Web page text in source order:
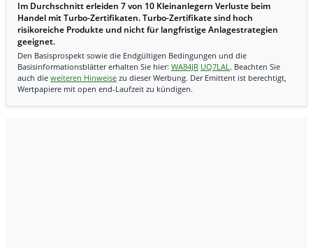
Im Durchschnitt erleiden 7 von 10 Kleinanlegern Verluste beim
Handel mit Turbo-Zertifikaten. Turbo-Zertifikate sind hoch
risikoreiche Produkte und nicht für langfristige Anlagestrategien
geeignet.
Den Basisprospekt sowie die Endgültigen Bedingungen und die
Basisinformationsblätter erhalten Sie hier: WA84JR UQ7LAL. Beachten Sie
auch die weiteren Hinweise zu dieser Werbung. Der Emittent ist berechtigt,
Wertpapiere mit open end-Laufzeit zu kündigen.